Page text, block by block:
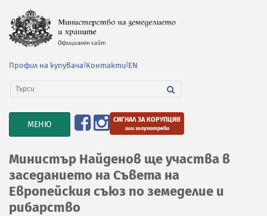
Профил на купувача Контакти EN
TOGGLE
NAVIGATION
МЕНЮ СИГНАЛ ЗА КОРУПЦИЯ
или злоупотреби
Министър Найденов ще участва в
заседанието на Съвета на
Европейския съюз по земеделие и
рибарство